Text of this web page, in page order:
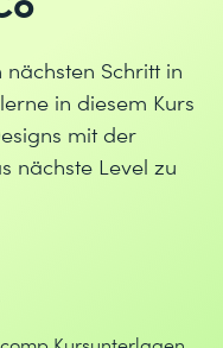
Schritt in
in diesem Kurs
mit der
nächste Level zu